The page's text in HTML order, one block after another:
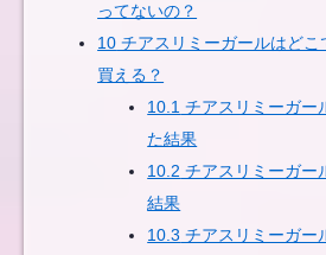
ってないの？
10 チアスリミーガールはど
買える？
10.1 チアスリミーガー
た結果
10.2 チアスリミーガー
結果
10.3 チアスリミーガー